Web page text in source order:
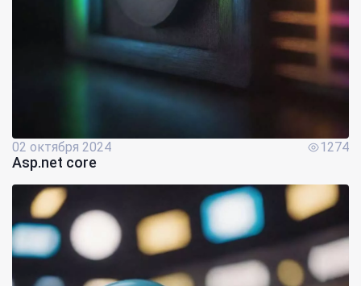
02 октября 2024 1274
Asp.net core